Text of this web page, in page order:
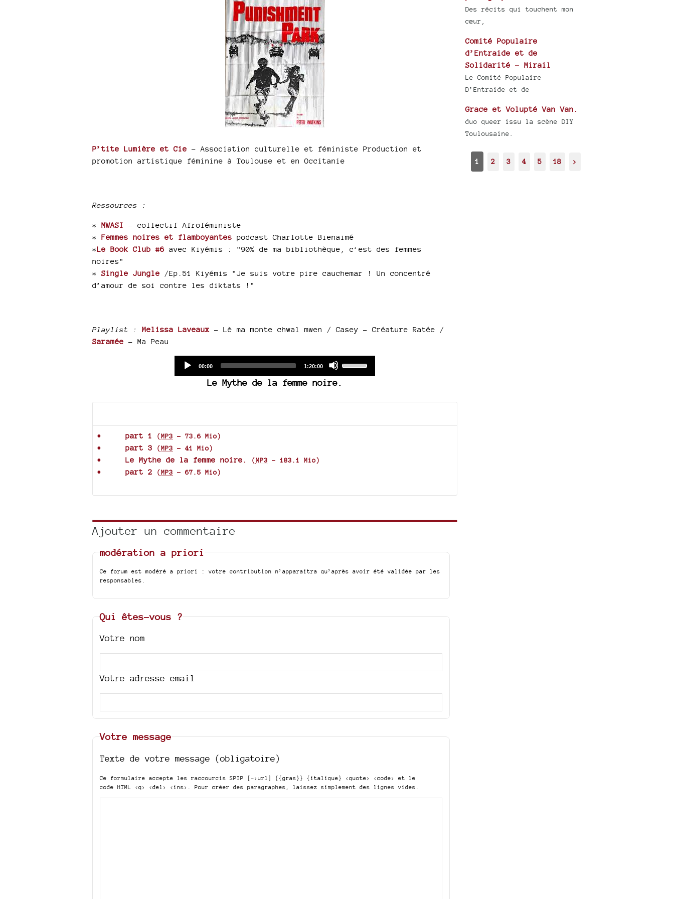
P’tite Lumière et Cie - Association culturelle et féministe Production et
promotion artistique féminine à Toulouse et en Occitanie
Ressources :
* MWASI
- collectif Afroféministe
* Femmes noires et flamboyantes podcast Charlotte Bienaimé
*Le Book Club #6avec Kiyémis : "90% de ma bibliothèque, c’est des femmes
noires"
* Single Jungle /Ep.51 Kiyémis "Je suis votre pire cauchemar ! Un concentré
d’amour de soi contre les diktats !"
Playlist : Melissa Laveaux - Lè ma monte chwal mwen / Casey - Créature Ratée /
Saramée - Ma Peau
Current
00:00
Total
1:20:00
Le Mythe de la femme noire.
part 1 (MP3 - 73.6 Mio)
part 3 (MP3 - 41 Mio)
Le Mythe de la femme noire. (MP3 - 183.1 Mio)
part 2 (MP3 - 67.5 Mio)
Ajouter un commentaire
modération a priori
Ce forum est modéré a priori : votre contribution n’apparaîtra qu’après avoir été validée par les
responsables.
Qui êtes-vous ?
Votre nom
Votre adresse email
Votre message
Texte de votre message (obligatoire)
Ce formulaire accepte les raccourcis SPIP [->url] {{gras}} {italique} <quote> <code>
et le
code HTML <q> <del> <ins> . Pour créer des paragraphes, laissez simplement des lignes vides.
Des récits qui touchent mon
cœur,
Comité Populaire
d’Entraide et de
Solidarité - Mirail
Le Comité Populaire
D’Entraide et de
Grace et Volupté Van Van.
duo queer issu la scène DIY
Toulousaine.
1 2 3 4 5 18 >